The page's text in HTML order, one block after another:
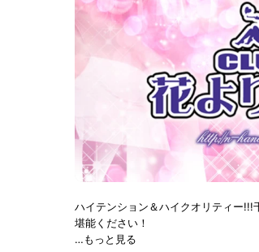
ハイテンション＆ハイクオリティー!!!
堪能ください！
…もっと見る